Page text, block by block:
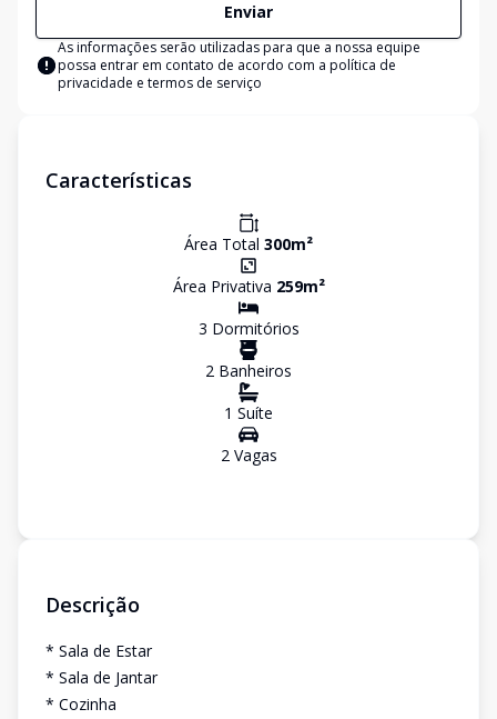
Enviar
As informações serão utilizadas para que a nossa equipe
possa entrar em contato de acordo com a política de
privacidade e termos de serviço
Características
Área Total 300m²
Área Privativa 259m²
3 Dormitórios
2 Banheiros
1 Suíte
2Vagas
Descrição
* Sala de Estar
* Sala de Jantar
* Cozinha